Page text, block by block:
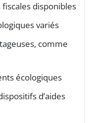
disponibles
variés
comme
écologiques
d’aides